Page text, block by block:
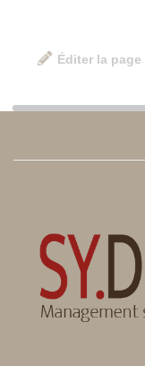
Éditer la page